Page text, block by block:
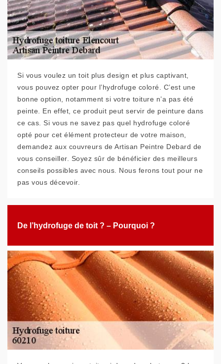
Si vous voulez un toit plus design et plus captivant,
vous pouvez opter pour l’hydrofuge coloré. C’est une
bonne option, notamment si votre toiture n’a pas été
peinte. En effet, ce produit peut servir de peinture dans
ce cas. Si vous ne savez pas quel hydrofuge coloré
opté pour cet élément protecteur de votre maison,
demandez aux couvreurs de Artisan Peintre Debard de
vous conseiller. Soyez sûr de bénéficier des meilleurs
conseils possibles avec nous. Nous ferons tout pour ne
pas vous décevoir.
De l’hydrofuge de toit ? – Pourquoi ?